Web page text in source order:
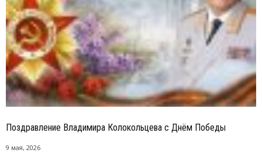
Поздравление Владимира Колокольцева с Днём Победы
9 мая, 2026